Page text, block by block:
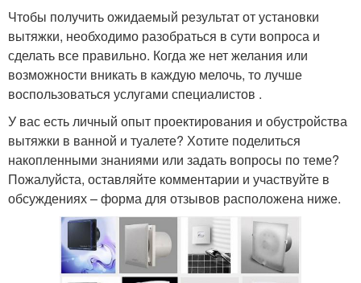
Чтобы получить ожидаемый результат от установки
вытяжки, необходимо разобраться в сути вопроса и
сделать все правильно. Когда же нет желания или
возможности вникать в каждую мелочь, то лучше
воспользоваться услугами специалистов .
У вас есть личный опыт проектирования и обустройства
вытяжки в ванной и туалете? Хотите поделиться
накопленными знаниями или задать вопросы по теме?
Пожалуйста, оставляйте комментарии и участвуйте в
обсуждениях – форма для отзывов расположена ниже.